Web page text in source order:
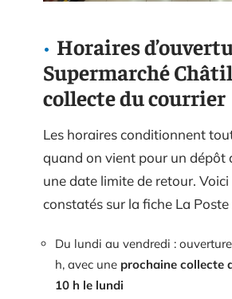
Horaires
Supermarché
collecte du courrier
Les horaires conditionnent
quand on vient pour un dépôt
une date limite de retour.
constatés sur la fiche La Poste
Du lundi au vendredi :
h, avec une prochaine collecte
10 h le lundi